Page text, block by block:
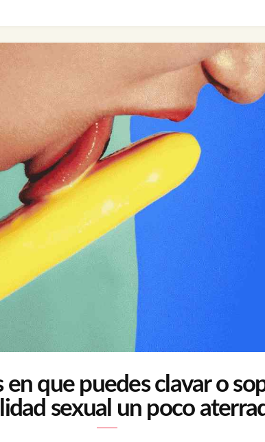
en que puedes clavar o
sexual un poco